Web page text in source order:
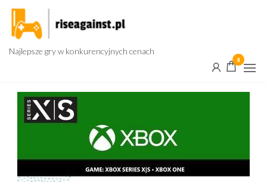
Przejdź
treści
Najlepsze gry w konkurencyjnych cenach
0